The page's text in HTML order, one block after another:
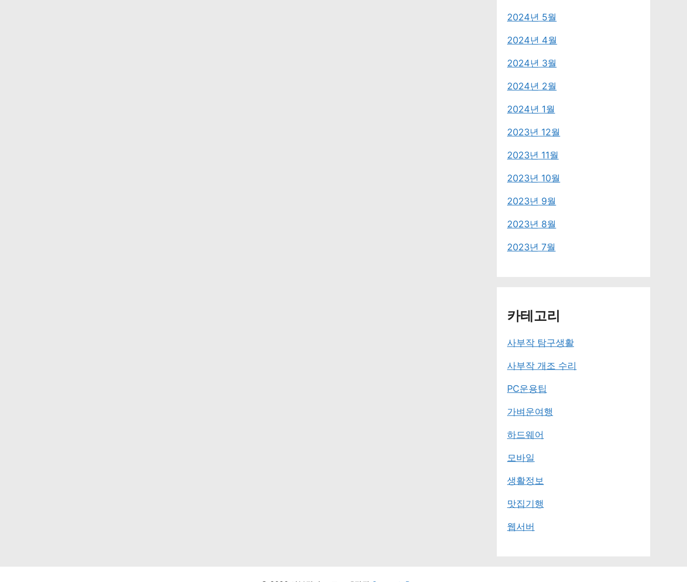
2024년 5월
2024년 4월
2024년 3월
2024년 2월
2024년 1월
2023년 12월
2023년 11월
2023년 10월
2023년 9월
2023년 8월
2023년 7월
카테고리
사부작 탐구생활
사부작 개조 수리
PC운용팁
가벼운여행
하드웨어
모바일
생활정보
맛집기행
웹서버